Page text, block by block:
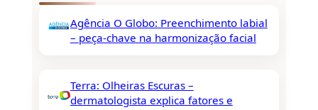
Agência O Globo: Preenchimento labial
– peça-chave na harmonização facial
Terra: Olheiras Escuras –
dermatologista explica fatores e